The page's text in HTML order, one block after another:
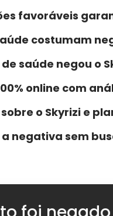
favoráveis
costumam
saúde negou o
online com
o Skyrizi e
negativa sem